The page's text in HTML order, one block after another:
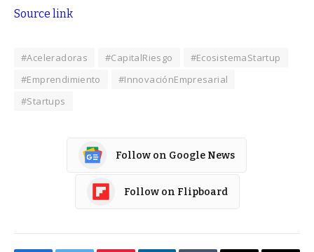
Source link
#Aceleradoras #CapitalRiesgo
#EcosistemaStartup
#Emprendimiento
#InnovaciónEmpresarial
#Startups
Follow on Google News
Follow on Flipboard